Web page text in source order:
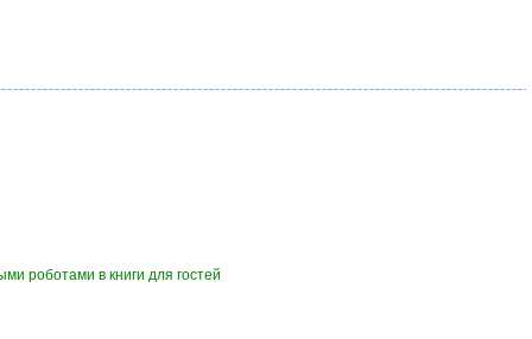
роботами в книги для гостей